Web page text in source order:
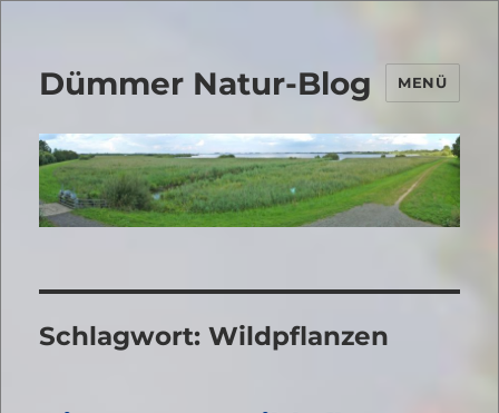
Dümmer Natur-Blog MENÜ
Schlagwort:Wildpflanzen